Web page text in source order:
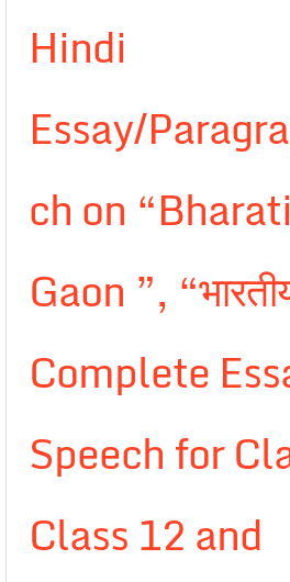
Hindi
Essay/
ch on
Gaon ”,
Complete
Speech for
Class 12 and